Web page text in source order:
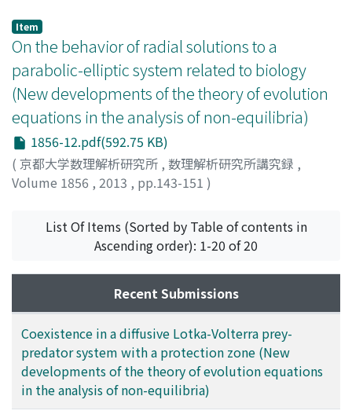
Item
On the behavior of radial solutions to a
parabolic-elliptic system related to biology
(New developments of the theory of evolution
equations in the analysis of non-equilibria)
1856-12.pdf(592.75 KB)
( 京都大学数理解析研究所 , 数理解析研究所講究録 ,
Volume 1856 , 2013 , pp.143-151 )
List Of Items (Sorted by Table of contents in
Ascending order): 1-20 of 20
Recent Submissions
Coexistence in a diffusive Lotka-Volterra prey-
predator system with a protection zone (New
developments of the theory of evolution equations
in the analysis of non-equilibria)